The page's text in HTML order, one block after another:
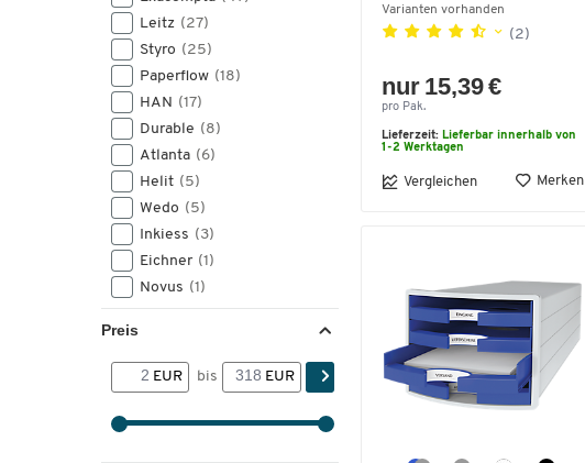
Leitz (27)
Styro (25)
Paperflow (18)
HAN (17)
Durable (8)
Atlanta (6)
Helit (5)
Wedo (5)
Inkiess (3)
Eichner (1)
Novus (1)
Preis
EUR bis EUR
Varianten vorhanden
(2)
nur 15,39 €
pro Pak.
Lieferzeit: Lieferbar innerhalb von
1-2 Werktagen
Vergleichen Merken